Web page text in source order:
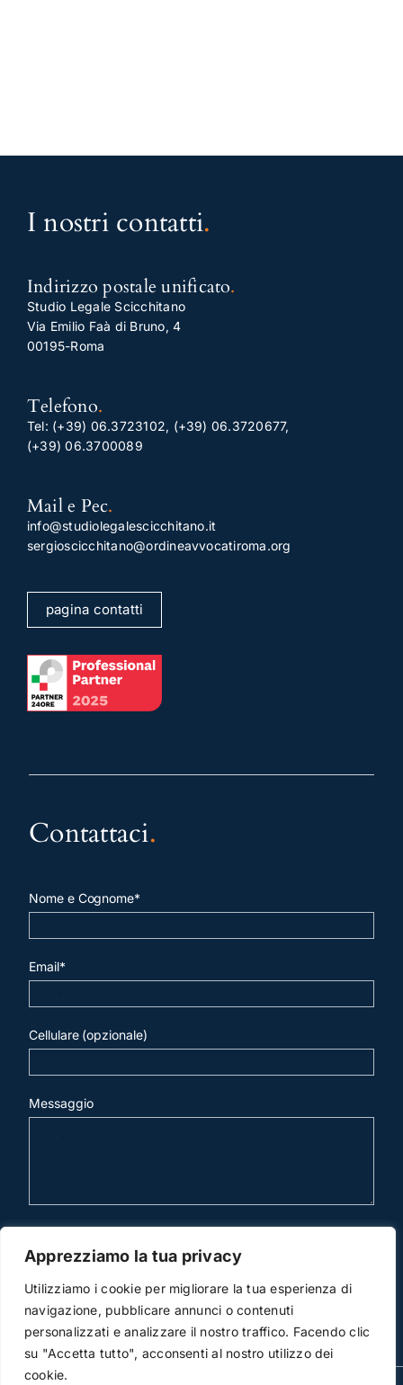
Apprezziamo la tua privacy
Utilizziamo i cookie per migliorare la tua esperienza di
navigazione, pubblicare annunci o contenuti
personalizzati e analizzare il nostro traffico. Facendo clic
su "Accetta tutto", acconsenti al nostro utilizzo dei
cookie.
I nostri contatti.
Indirizzo postale unificato.
Studio Legale Scicchitano
Via Emilio Faà di Bruno, 4
00195-Roma
Telefono.
Tel: (+39) 06.3723102, (+39) 06.3720677,
(+39) 06.3700089
Mail e Pec.
info@studiolegalescicchitano.it
sergioscicchitano@ordineavvocatiroma.org
pagina contatti
Contattaci.
Nome e Cognome*
Email*
Cellulare (opzionale)
Messaggio
invia mail